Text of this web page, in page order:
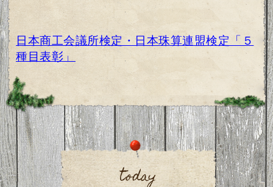
日本商工会議所検定・日本珠算連盟検定「５
種目表彰」
today